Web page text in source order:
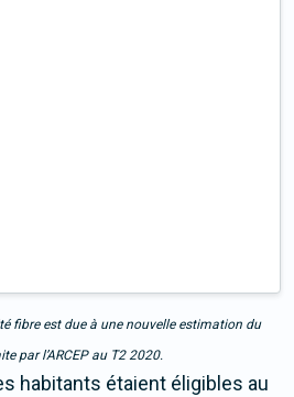
fibre est due à une nouvelle estimation du
par l’ARCEP au T2 2020.
habitants étaient éligibles au